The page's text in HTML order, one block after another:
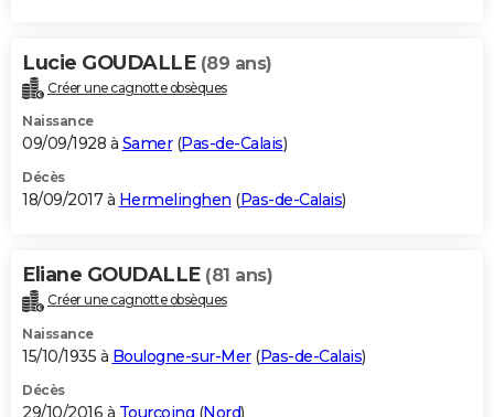
Lucie GOUDALLE (89 ans)
Créer une cagnotte obsèques
Naissance
09/09/1928 à Samer(Pas-de-Calais)
Décès
18/09/2017 à Hermelinghen (Pas-de-Calais)
Eliane GOUDALLE (81 ans)
Créer une cagnotte obsèques
Naissance
15/10/1935 à Boulogne-sur-Mer(Pas-de-Calais)
Décès
29/10/2016 à Tourcoing (Nord)